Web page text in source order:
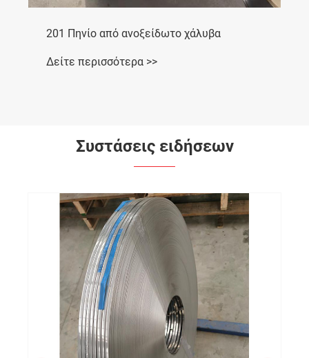
201 Πηνίο από ανοξείδωτο χάλυβα
Δείτε περισσότερα >>
Συστάσεις ειδήσεων